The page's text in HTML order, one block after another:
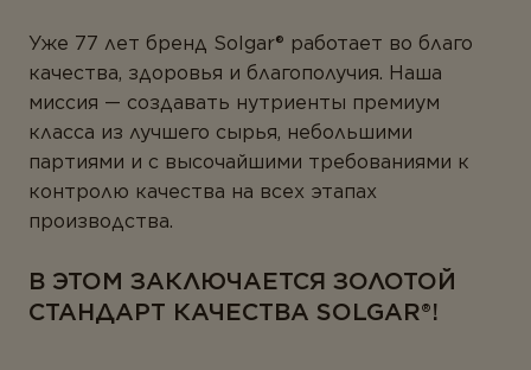
Уже 77 лет бренд Solgar® работает во благо
качества, здоровья и благополучия. Наша
миссия — создавать нутриенты премиум
класса из лучшего сырья, небольшими
партиями и с высочайшими требованиями к
контролю качества на всех этапах
производства.
В ЭТОМ ЗАКЛЮЧАЕТСЯ ЗОЛОТОЙ
СТАНДАРТ КАЧЕСТВА SOLGAR®!